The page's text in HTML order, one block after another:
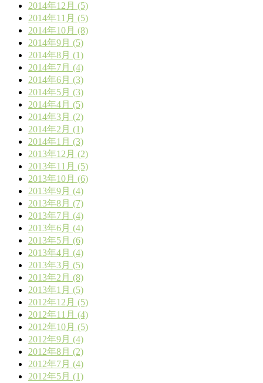
2014年12月 (5)
2014年11月 (5)
2014年10月 (8)
2014年9月 (5)
2014年8月 (1)
2014年7月 (4)
2014年6月 (3)
2014年5月 (3)
2014年4月 (5)
2014年3月 (2)
2014年2月 (1)
2014年1月 (3)
2013年12月 (2)
2013年11月 (5)
2013年10月 (6)
2013年9月 (4)
2013年8月 (7)
2013年7月 (4)
2013年6月 (4)
2013年5月 (6)
2013年4月 (4)
2013年3月 (5)
2013年2月 (8)
2013年1月 (5)
2012年12月 (5)
2012年11月 (4)
2012年10月 (5)
2012年9月 (4)
2012年8月 (2)
2012年7月 (4)
2012年5月 (1)